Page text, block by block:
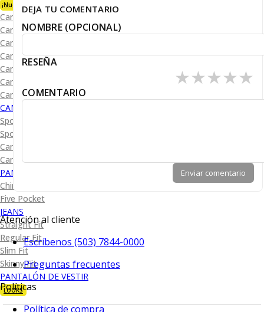
¡Nueva Colección!
Camisa Blanca
Camisa Performance
Camisa Piqué
Camisa Oxford
Camisa Lisa y Textura
Camisa Diseño
Camisa Cuadro y Raya
CAMISA SPORT
Sport Lisas
Sport Diseño
Camiseta Lisa
Camiseta Diseño
PANTALÓN CASUAL
Chino
Five Pocket
JEANS
Straight Fit
Regular Fit
Slim Fit
Skinny Fit
PANTALÓN DE VESTIR
LOOKS
DEJA TU COMENTARIO
NOMBRE (OPCIONAL)
RESEÑA
★
★
★
★
★
COMENTARIO
Enviar comentario
Atención al cliente
Escríbenos (503) 7844-0000
Preguntas frecuentes
Políticas
Política de compra